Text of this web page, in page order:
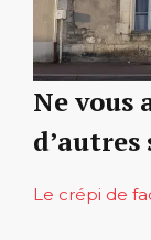
Ne vous
d’autres
Le crépi de